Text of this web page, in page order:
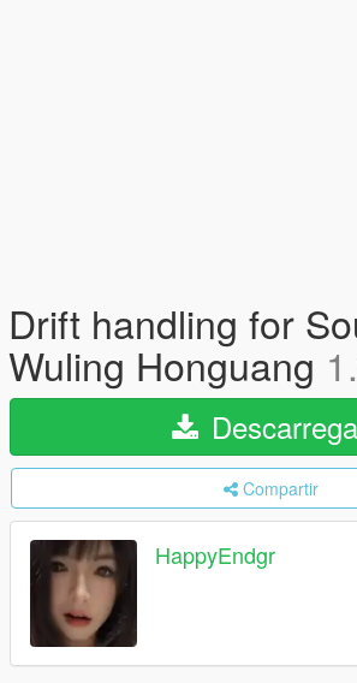
Drift handling for
Wuling Honguang
Compartir
HappyEndgr